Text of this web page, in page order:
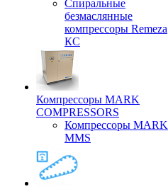
Спиральные
безмаслянные
компрессоры Remeza
КС
Компрессоры MARK
COMPRESSORS
Компрессоры MARK
MMS